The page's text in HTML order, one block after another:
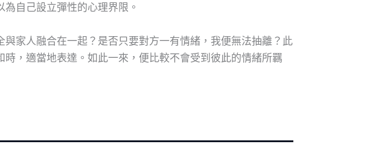
自己設立彈性的心理界限。
家人融合在一起？是否只要對方一有情緒，我便無法抽離？此
，適當地表達。如此一來，便比較不會受到彼此的情緒所羈